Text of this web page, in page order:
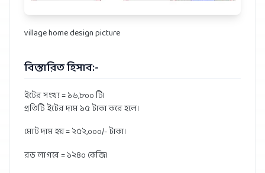
village home design picture
বিস্তারিত হিসাব:-
ইটের সংখ্য = ১৬,৮০০ টি।
প্রতিটি ইটের দাম ১৫ টাকা করে হলে।
মোট দাম হয় = ২৫২,০০০/- টাকা।
রড লাগবে = ১২৪০ কেজি।